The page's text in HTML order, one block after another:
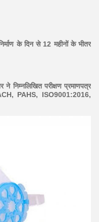
के दिन से 12 महीनों के भीतर
निम्नलिखित परीक्षण प्रमाणपत्र
PAHS, ISO9001:2016,